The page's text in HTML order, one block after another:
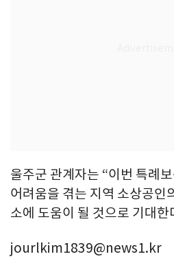
울주군 관계자는 “이번 특례
어려움을 겪는 지역 소상공인
소에 도움이 될 것으로 기대한
jourlkim1839@news1.kr